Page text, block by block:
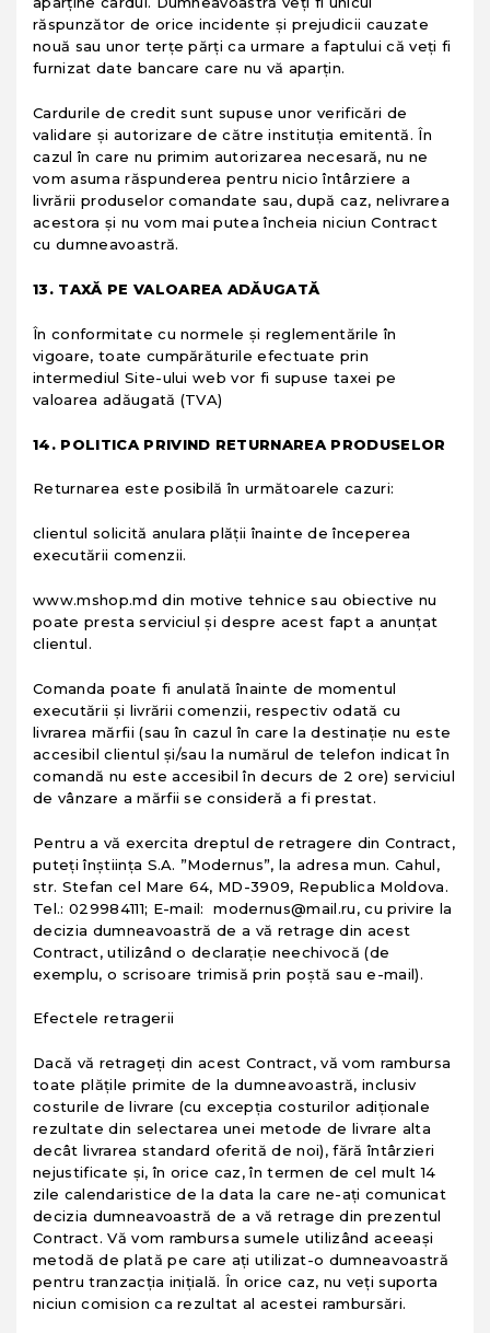
răspunzător de orice incidente şi prejudicii cauzate
nouă sau unor terţe părţi ca urmare a faptului că veţi fi
furnizat date bancare care nu vă aparţin.
Cardurile de credit sunt supuse unor verificări de
validare şi autorizare de către instituţia emitentă. În
cazul în care nu primim autorizarea necesară, nu ne
vom asuma răspunderea pentru nicio întârziere a
livrării produselor comandate sau, după caz, nelivrarea
acestora şi nu vom mai putea încheia niciun Contract
cu dumneavoastră.
13. TAXĂ PE VALOAREA ADĂUGATĂ
În conformitate cu normele şi reglementările în
vigoare, toate cumpărăturile efectuate prin
intermediul Site-ului web vor fi supuse taxei pe
valoarea adăugată (TVA)
14. POLITICA PRIVIND RETURNAREA PRODUSELOR
Returnarea este posibilă în următoarele cazuri:
clientul solicită anulara plăţii înainte de începerea
executării comenzii.
www.mshop.md din motive tehnice sau obiective nu
poate presta serviciul şi despre acest fapt a anunţat
clientul.
Comanda poate fi anulată înainte de momentul
executării şi livrării comenzii, respectiv odată cu
livrarea mărfii (sau în cazul în care la destinaţie nu este
accesibil clientul şi/sau la numărul de telefon indicat în
comandă nu este accesibil în decurs de 2 ore) serviciul
de vânzare a mărfii se consideră a fi prestat.
Pentru a vă exercita dreptul de retragere din Contract,
puteţi înştiinţa S.A. ”Modernus”, la adresa mun. Cahul,
str. Stefan cel Mare 64, MD-3909, Republica Moldova.
Tel.: 029984111; E-mail: modernus@mail.ru, cu privire la
decizia dumneavoastră de a vă retrage din acest
Contract, utilizând o declaraţie neechivocă (de
exemplu, o scrisoare trimisă prin poştă sau e-mail).
Efectele retragerii
Dacă vă retrageţi din acest Contract, vă vom rambursa
toate plăţile primite de la dumneavoastră, inclusiv
costurile de livrare (cu excepţia costurilor adiţionale
rezultate din selectarea unei metode de livrare alta
decât livrarea standard oferită de noi), fără întârzieri
nejustificate şi, în orice caz, în termen de cel mult 14
zile calendaristice de la data la care ne-aţi comunicat
decizia dumneavoastră de a vă retrage din prezentul
Contract. Vă vom rambursa sumele utilizând aceeaşi
metodă de plată pe care aţi utilizat-o dumneavoastră
pentru tranzacţia iniţială. În orice caz, nu veţi suporta
niciun comision ca rezultat al acestei rambursări.